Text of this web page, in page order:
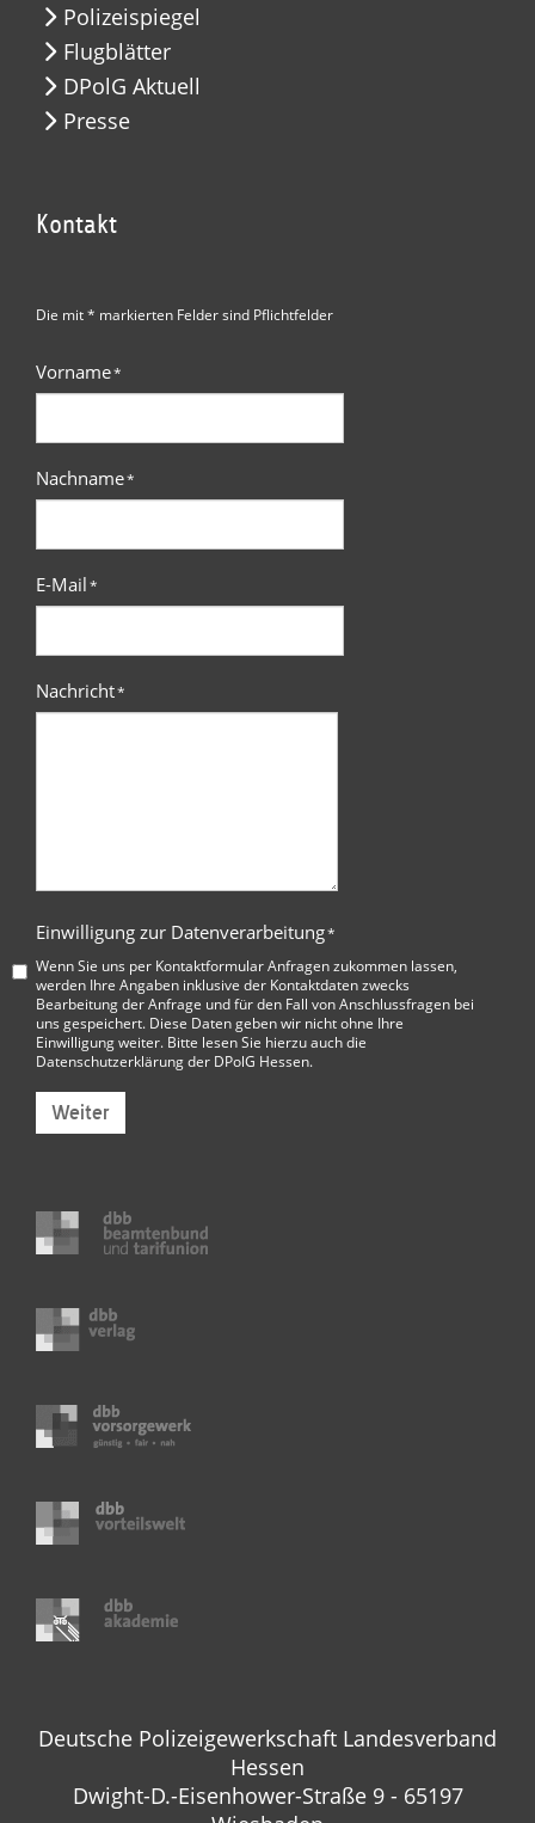
Polizeispiegel
Flugblätter
DPolG Aktuell
Presse
Kontakt
Die mit * markierten Felder sind Pflichtfelder
Vorname*
Nachname*
E-Mail*
Nachricht*
Einwilligung zur Datenverarbeitung*
Wenn Sie uns per Kontaktformular Anfragen zukommen lassen,
werden Ihre Angaben inklusive der Kontaktdaten zwecks
Bearbeitung der Anfrage und für den Fall von Anschlussfragen bei
uns gespeichert. Diese Daten geben wir nicht ohne Ihre
Einwilligung weiter. Bitte lesen Sie hierzu auch die
Datenschutzerklärung der DPolG Hessen.
Weiter
Deutsche Polizeigewerkschaft Landesverband
Hessen
Dwight-D.-Eisenhower-Straße 9 - 65197